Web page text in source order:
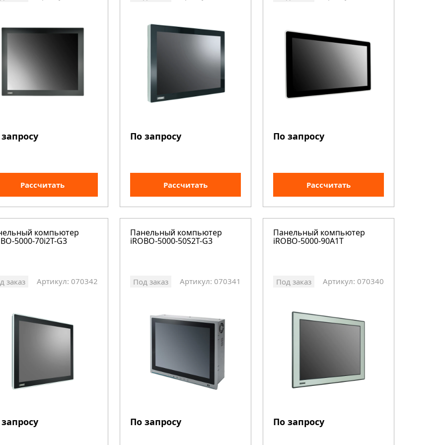
Рассчитать
По запросу
Рассчитать
По запросу
Рассчитать
компьютер
5000-70i2T-G3
заказ Артикул: 070342
Панельный компьютер
iROBO-5000-50S2T-G3
Под заказ Артикул: 070341
По запросу
Панельный компьютер
iROBO-5000-90A1T
Под заказ Артикул: 070340
По запросу